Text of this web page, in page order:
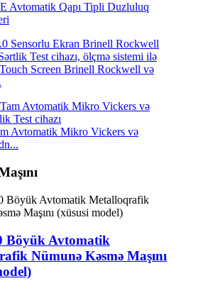
Avtomatik Qapı Tipli Duzluluq
Screen Brinell Rockwell və
Avtomatik Mikro Vickers və
Böyük Avtomatik
Nümunə Kəsmə Maşını